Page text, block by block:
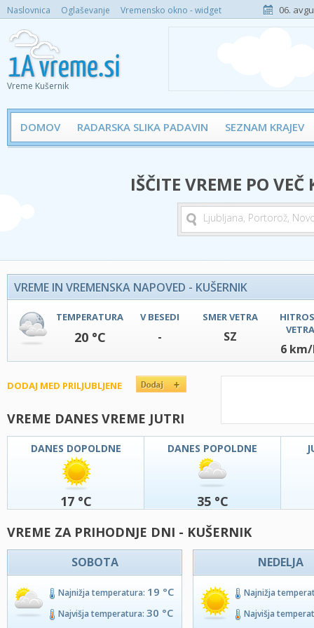
Naslovnica Oglaševanje Vremensko okno - widget 06.
Vreme Kušernik
DOMOV RADARSKA SLIKA PADAVIN SEZNAM KRAJEV
IŠČITE VREME PO
VREME IN VREMENSKA NAPOVED - KUŠERNIK
TEMPERATURA
20 °C
V BESEDI
-
SMER VETRA
SZ
VETRA
6
DODAJ MED PRILJUBLJENE
VREME DANES VREME JUTRI
DANES DOPOLDNE
17 °C
DANES POPOLDNE
35 °C
VREME ZA PRIHODNJE DNI - KUŠERNIK
SOBOTA
Najnižja temperatura: 19 °C
Najvišja temperatura: 30 °C
NEDELJA
Najnižja
Najvišja